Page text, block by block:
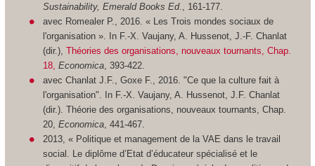
Sustainability, Emerald Books Ed., 161-177.
avec Romealer P., 2016. « Les Trois mondes sociaux de
l'organisation ». In F.-X. Vaujany, A. Hussenot, J.-F. Chanlat
(dir.),Théories des organisations, nouveaux tournants, Chap.
18, Economica , 393-422.
avec Chanlat J.F., Goxe F., 2016. "Ce que la culture fait à
l'organisation". In F.-X. Vaujany, A. Hussenot, J.F. Chanlat
(dir.). Théorie des organisations, nouveaux tournants, Chap.
20,Economica , 441-467.
2013, « Politique et management de la VAE dans le travail
social. Le diplôme d’Etat d’éducateur spécialisé et le